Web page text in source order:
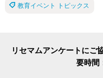
教育イベント トピックス
リセマムアンケートにご
要時間